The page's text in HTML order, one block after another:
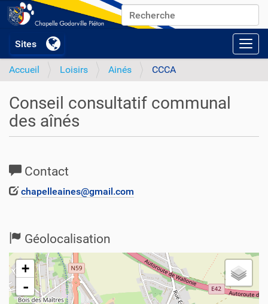
Chercher par
Recherche avancée…
Accueil Loisirs Ainés CCCA
Conseil consultatif communal
des aînés
Contact
chapelleaines@gmail.com
Géolocalisation
+
-